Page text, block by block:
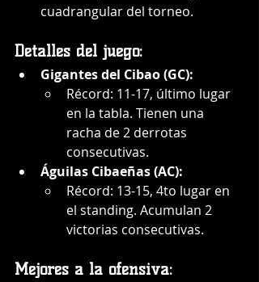
cuadrangular del torneo.
Detalles del juego:
Gigantes del Cibao (GC):
Récord: 11-17, último lugar
en la tabla. Tienen una
racha de 2 derrotas
consecutivas.
Águilas Cibaeñas (AC):
Récord: 13-15, 4to lugar en
el standing. Acumulan 2
victorias consecutivas.
Mejores a la ofensiva: